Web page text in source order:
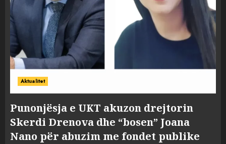
Aktualitet
Punonjësja e UKT akuzon drejtorin
Skerdi Drenova dhe “bosen” Joana
Nano për abuzim me fondet publike